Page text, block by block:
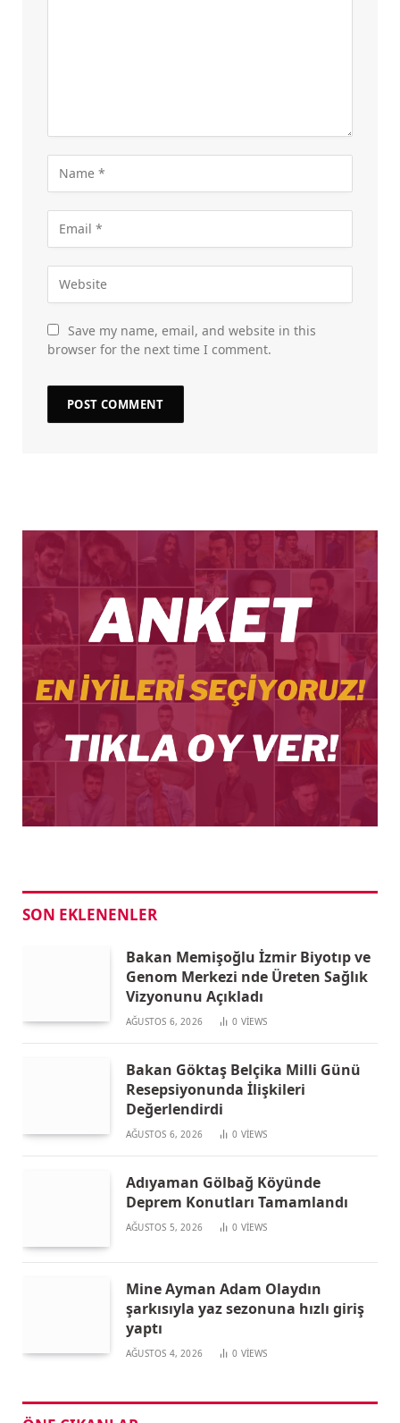
Save my name, email, and website in this
browser for the next time I comment.
SON EKLENENLER
Bakan Memişoğlu İzmir Biyotıp ve
Genom Merkezi nde Üreten Sağlık
Vizyonunu Açıkladı
AĞUSTOS 6, 2026 0 VIEWS
Bakan Göktaş Belçika Milli Günü
Resepsiyonunda İlişkileri
Değerlendirdi
AĞUSTOS 6, 2026 0 VIEWS
Adıyaman Gölbağ Köyünde
Deprem Konutları Tamamlandı
AĞUSTOS 5, 2026 0 VIEWS
Mine Ayman Adam Olaydın
şarkısıyla yaz sezonuna hızlı giriş
yaptı
AĞUSTOS 4, 2026 0 VIEWS